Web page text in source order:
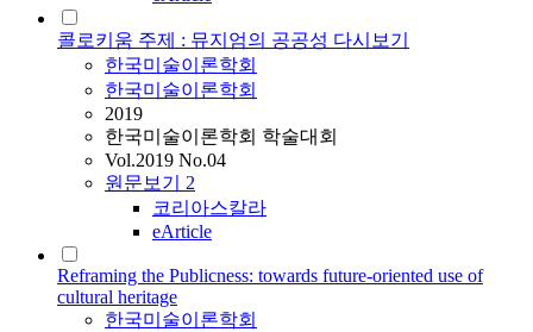
콜로키움 주제 : 뮤지엄의 공공성 다시보기
한국미술이론학회
한국미술이론학회
2019
한국미술이론학회 학술대회
Vol.2019 No.04
원문보기 2
코리아스칼라
eArticle
Reframing the Publicness: towards future-oriented use of
cultural heritage
한국미술이론학회